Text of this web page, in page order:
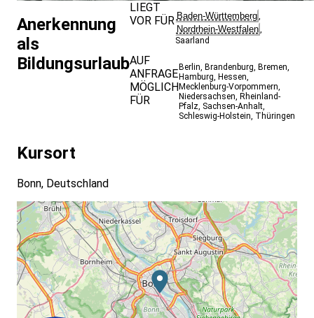
Anerkennung
als
Bildungsurlaub
LIEGT
VOR FÜR Baden-Württemberg,
Nordrhein-Westfalen,
Saarland
AUF
ANFRAGE
MÖGLICH
FÜR
Berlin, Brandenburg, Bremen,
Hamburg, Hessen,
Mecklenburg-Vorpommern,
Niedersachsen, Rheinland-
Pfalz, Sachsen-Anhalt,
Schleswig-Holstein, Thüringen
Kursort
Bonn, Deutschland